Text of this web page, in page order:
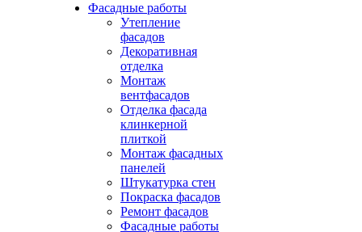
Фасадные работы
Утепление
фасадов
Декоративная
отделка
Монтаж
вентфасадов
Отделка фасада
клинкерной
плиткой
Монтаж фасадных
панелей
Штукатурка стен
Покраска фасадов
Ремонт фасадов
Фасадные работы